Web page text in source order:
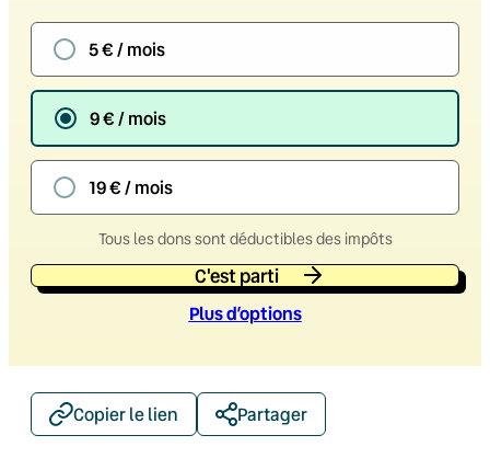
5 € / mois
9 € / mois
19 € / mois
Tous les dons sont déductibles des impôts
C'est parti
Plus d’options
Copier le lien Partager